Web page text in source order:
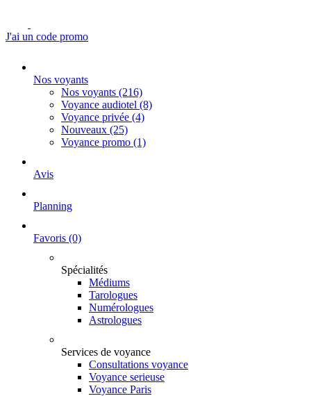
J'ai un code promo
Nos voyants
Nos voyants (216)
Voyance audiotel (8)
Voyance privée (4)
Nouveaux (25)
Voyance promo (1)
Avis
Planning
Favoris (0)
Spécialités
Médiums
Tarologues
Numérologues
Astrologues
Services de voyance
Consultations voyance
Voyance serieuse
Voyance Paris